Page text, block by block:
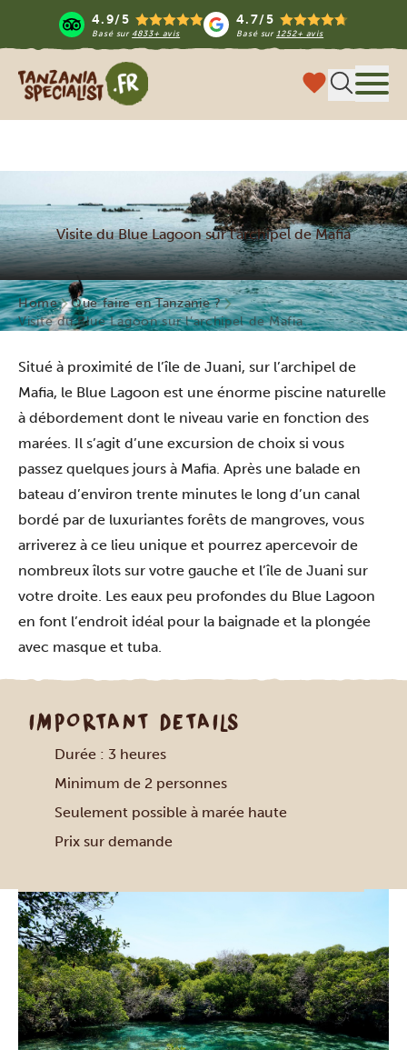
4.9/5
Basé sur 4833+ avis
4.7/5
Basé sur1252+ avis
Tanzania Specialist
Visite du Blue Lagoon sur l'archipel de Mafia
Home
Que faire en Tanzanie ?
Visite du Blue Lagoon sur l’archipel de Mafia
Situé à proximité de l’île de Juani, sur l’archipel de
Mafia, le Blue Lagoon est une énorme piscine naturelle
à débordement dont le niveau varie en fonction des
marées. Il s’agit d’une excursion de choix si vous
passez quelques jours à Mafia. Après une balade en
bateau d’environ trente minutes le long d’un canal
bordé par de luxuriantes forêts de mangroves, vous
arriverez à ce lieu unique et pourrez apercevoir de
nombreux îlots sur votre gauche et l’île de Juani sur
votre droite. Les eaux peu profondes du Blue Lagoon
en font l’endroit idéal pour la baignade et la plongée
avec masque et tuba.
IMPORTANT DETAILS
Durée : 3 heures
Minimum de 2 personnes
Seulement possible à marée haute
Prix sur demande